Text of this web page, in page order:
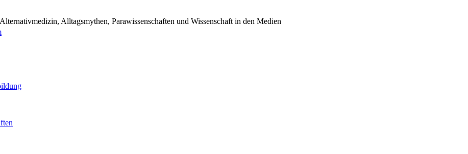
Alltagsmythen, Parawissenschaften und Wissenschaft in den Medien